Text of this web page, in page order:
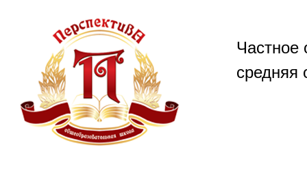
содержимому
Частное
средняя